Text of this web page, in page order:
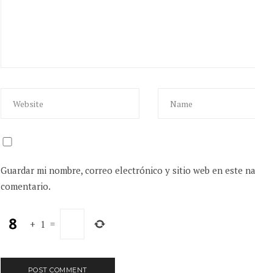
Guardar mi nombre, correo electrónico y sitio web en este
comentario.
+ 1 =